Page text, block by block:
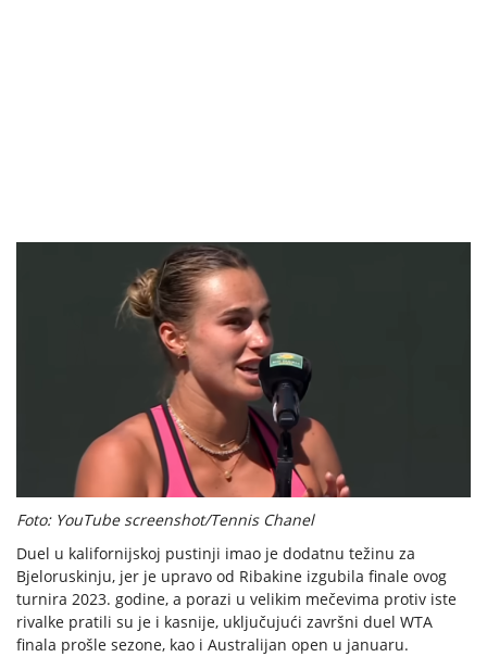
Foto: YouTube screenshot/Tennis Chanel
Duel u kalifornijskoj pustinji imao je dodatnu težinu za
Bjeloruskinju, jer je upravo od Ribakine izgubila finale ovog
turnira 2023. godine, a porazi u velikim mečevima protiv iste
rivalke pratili su je i kasnije, uključujući završni duel WTA
finala prošle sezone, kao i Australijan open u januaru.